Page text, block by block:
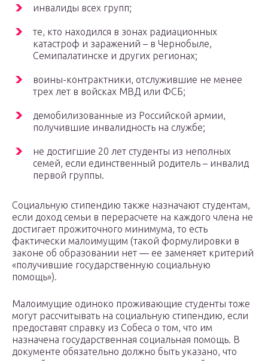
инвалиды всех групп;
те, кто находился в зонах радиационных
катастроф и заражений – в Чернобыле,
Семипалатинске и других регионах;
воины-контрактники, отслужившие не менее
трех лет в войсках МВД или ФСБ;
демобилизованные из Российской армии,
получившие инвалидность на службе;
не достигшие 20 лет студенты из неполных
семей, если единственный родитель – инвалид
первой группы.
Социальную стипендию также назначают студентам,
если доход семьи в перерасчете на каждого члена не
достигает прожиточного минимума, то есть
фактически малоимущим (такой формулировки в
законе об образовании нет — ее заменяет критерий
«получившие государственную социальную
помощь»).
Малоимущие одиноко проживающие студенты тоже
могут рассчитывать на социальную стипендию, если
предоставят справку из Собеса о том, что им
назначена государственная социальная помощь. В
документе обязательно должно быть указано, что